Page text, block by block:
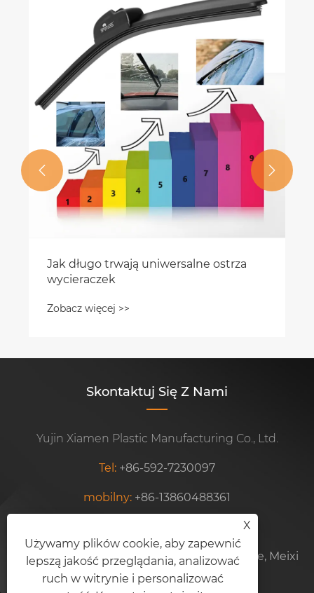
Jak długo trwają uniwersalne ostrza
wycieraczek
Zobacz więcej >>
 
Skontaktuj Się Z Nami
Yujin Xiamen Plastic Manufacturing Co., Ltd.
Tel: +86-592-7230097
mobilny: +86-13860488361
wiperblade8@xmyujin.com
Adres:Jednostka 102, nr 77, Siming Ind. Zone, Meixi
Road, Xiamen, Fujian, Chiny
X
Używamy plików cookie, aby zapewnić
lepszą jakość przeglądania, analizować
ruch w witrynie i personalizować